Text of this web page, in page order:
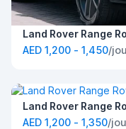
Land Rover Range
AED 1,200 - 1,450/
Land Rover Range
AED 1,200 - 1,350/